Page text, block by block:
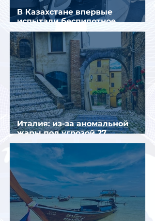
В Казахстане впервые
испытали беспилотное
аэротакси с пассажирами
Италия: из-за аномальной
жары под угрозой 27
крупнейших городов